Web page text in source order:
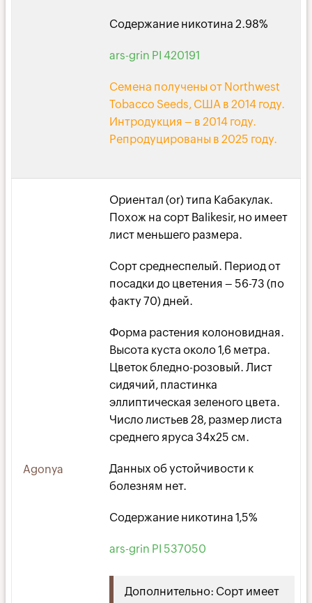
Содержание никотина 2.98%
ars-grin PI 420191
Семена получены от Northwest
Tobacco Seeds, США в 2014 году.
Интродукция – в 2014 году.
Репродуцированы в 2025 году.
Agonya
Ориентал (or) типа Кабакулак.
Похож на сорт Balikesir, но имеет
лист меньшего размера.
Сорт среднеспелый. Период от
посадки до цветения – 56-73 (по
факту 70) дней.
Форма растения колоновидная.
Высота куста около 1,6 метра.
Цветок бледно-розовый. Лист
сидячий, пластинка
эллиптическая зеленого цвета.
Число листьев 28, размер листа
среднего яруса 34х25 см.
Данных об устойчивости к
болезням нет.
Содержание никотина 1,5%
ars-grin PI 537050
Дополнительно: Сорт имеет